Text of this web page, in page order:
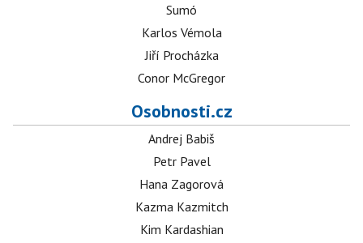
Sumó
Karlos Vémola
Jiří Procházka
Conor McGregor
Osobnosti.cz
Andrej Babiš
Petr Pavel
Hana Zagorová
Kazma Kazmitch
Kim Kardashian